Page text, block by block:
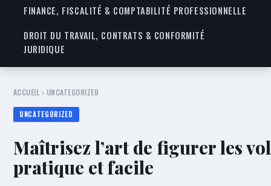
FINANCE, FISCALITÉ & COMPTABILITÉ PROFESSIONNELLE
DROIT DU TRAVAIL, CONTRATS & CONFORMITÉ
JURIDIQUE
ACCUEIL › UNCATEGORIZED
UNCATEGORIZED
Maîtrisez l’art de figurer les
pratique et facile